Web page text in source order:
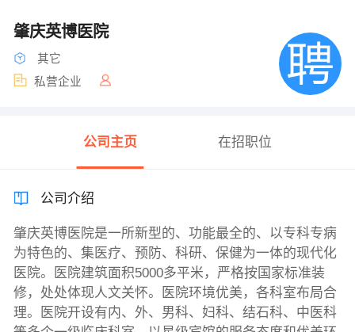
肇庆英博医院
其它
私营企业
公司主页 在招职位
公司介绍
肇庆英博医院是一所新型的、功能最全的、以专科专病
为特色的、集医疗、预防、科研、保健为一体的现代化
医院。医院建筑面积5000多平米，严格按国家标准装
修，处处体现人文关怀。医院环境优美，各科室布局合
理。医院开设有内、外、男科、妇科、结石科、中医科